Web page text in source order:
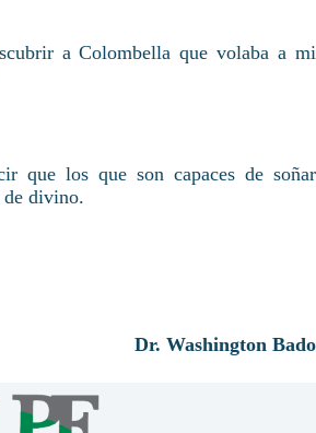
a Colombella que volaba a mi
que los que son capaces de soñar
de divino.
Dr. Washington Bado